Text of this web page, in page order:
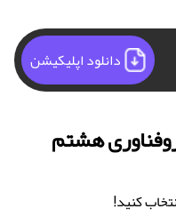
دانلود اپلیکیشن
هشتم
کنید!